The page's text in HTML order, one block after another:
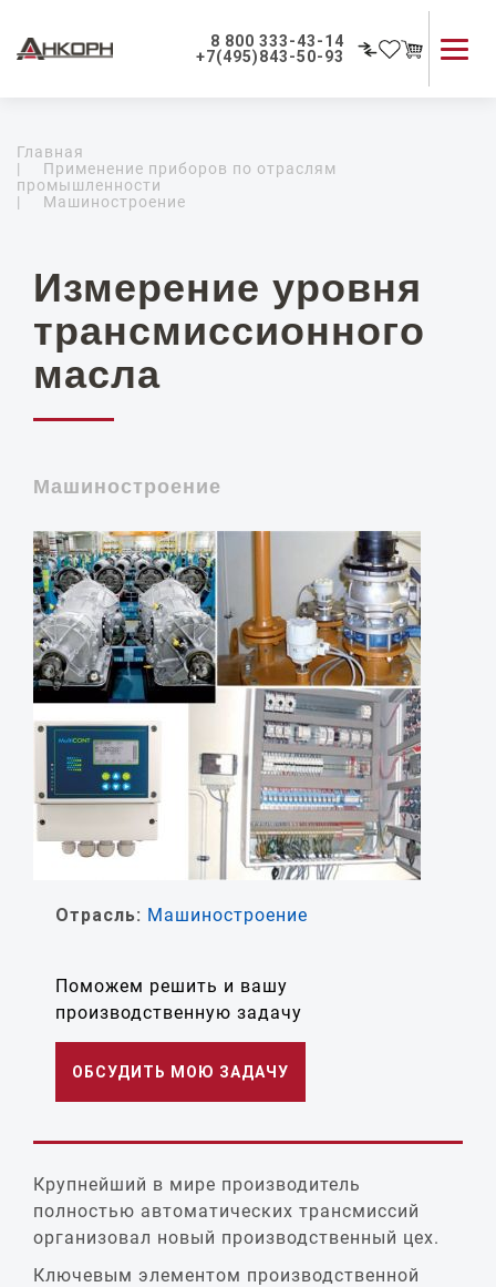
8 800 333-43-14
+7(495)843-50-93
Главная
|
Применение приборов по отраслям
промышленности
|
Машиностроение
Измерение уровня
трансмиссионного
масла
Машиностроение
Отрасль: Машиностроение
Поможем решить и вашу
производственную задачу
ОБСУДИТЬ МОЮ ЗАДАЧУ
Крупнейший в мире производитель
полностью автоматических трансмиссий
организовал новый производственный цех.
Ключевым элементом производственной